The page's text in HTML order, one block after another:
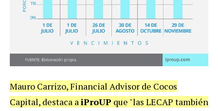
Mauro Carrizo, Financial Advisor de Cocos
Capital, destaca aiProUP que "las LECAP también